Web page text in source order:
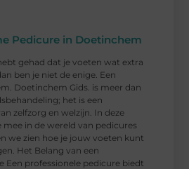
Pedicure in Doetinchem
gehad dat je voeten wat extra
ben je niet de enige. Een
Doetinchem Gids. is meer dan
het is een
zelfzorg en welzijn. In deze
in de wereld van pedicures
we zien hoe je jouw voeten kunt
Het Belang van een
Een professionele pedicure biedt